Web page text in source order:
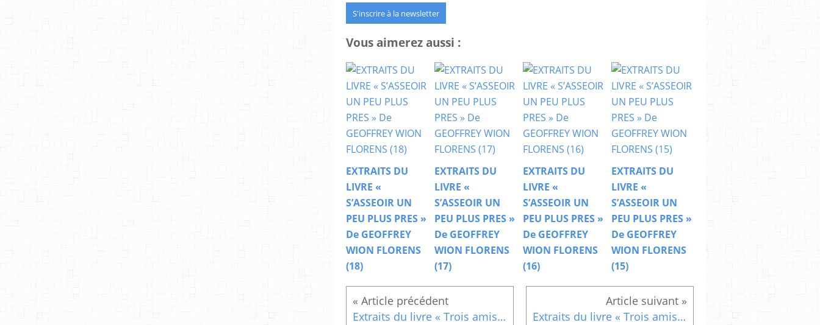
S'inscrire à la newsletter
Vous aimerez aussi :
EXTRAITS DU
LIVRE «
S’ASSEOIR UN
PEU PLUS PRES »
De GEOFFREY
WION FLORENS
(18)
EXTRAITS DU
LIVRE «
S’ASSEOIR UN
PEU PLUS PRES »
De GEOFFREY
WION FLORENS
(17)
EXTRAITS DU
LIVRE «
S’ASSEOIR UN
PEU PLUS PRES »
De GEOFFREY
WION FLORENS
(16)
EXTRAITS DU
LIVRE «
S’ASSEOIR UN
PEU PLUS PRES »
De GEOFFREY
WION FLORENS
(15)
Extraits du livre « Trois amis en quête de Sagesse » (7) Extraits du livre « Trois amis en quête de Sagesse » (8)